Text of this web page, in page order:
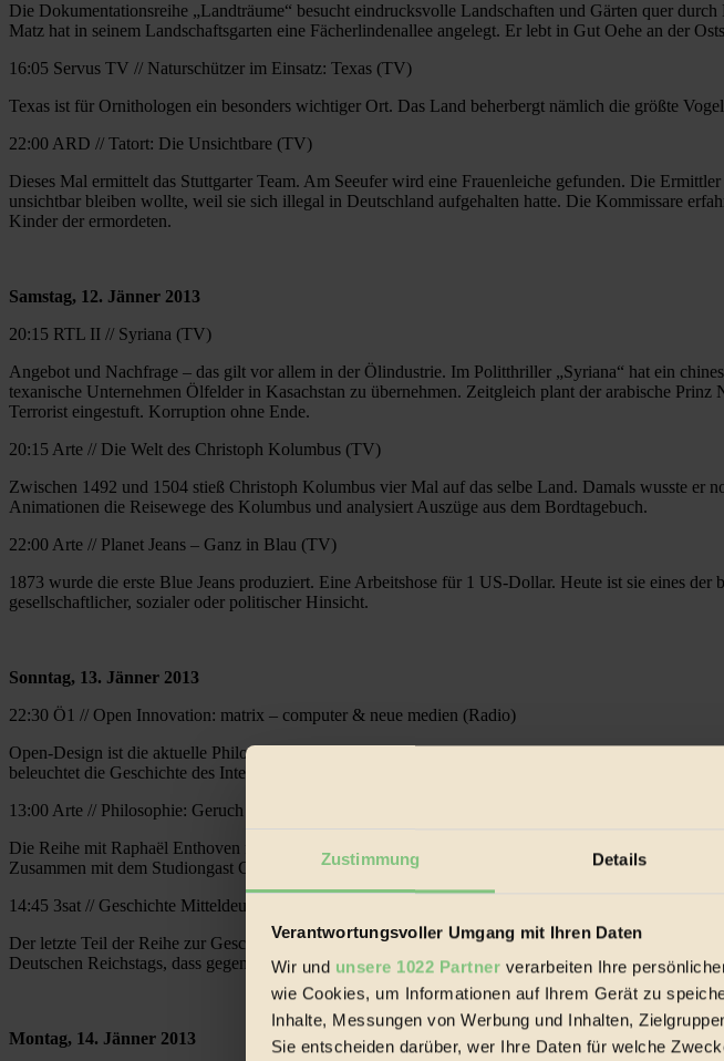
Zustimmung Details
Verantwortungsvoller Umgang mit Ihren Daten
Wir und unsere 1022 Partner verarbeiten Ihre
wie Cookies, um Informationen auf Ihrem Gerät zu
Inhalte, Messungen von Werbung und Inhalten,
Sie entscheiden darüber, wer Ihre Daten für welche
Die Dokumentationsreihe „Landträume“ besucht eindrucksvolle Landschaften und Gärten quer
Matz hat in seinem Landschaftsgarten eine Fächerlindenallee angelegt. Er lebt in Gut Oehe an der
16:05 Servus TV // Naturschützer im Einsatz: Texas (TV)
Texas ist für Ornithologen ein besonders wichtiger Ort. Das Land beherbergt nämlich die größte
22:00 ARD // Tatort: Die Unsichtbare (TV)
Dieses Mal ermittelt das Stuttgarter Team. Am Seeufer wird eine Frauenleiche gefunden. Die
unsichtbar bleiben wollte, weil sie sich illegal in Deutschland aufgehalten hatte. Die Kommissare
Kinder der ermordeten.
Samstag, 12. Jänner 2013
20:15 RTL II // Syriana (TV)
Angebot und Nachfrage – das gilt vor allem in der Ölindustrie. Im Politthriller „Syriana“ hat ein
texanische Unternehmen Ölfelder in Kasachstan zu übernehmen. Zeitgleich plant der arabische
Terrorist eingestuft. Korruption ohne Ende.
20:15 Arte // Die Welt des Christoph Kolumbus (TV)
Zwischen 1492 und 1504 stieß Christoph Kolumbus vier Mal auf das selbe Land. Damals wusste
Animationen die Reisewege des Kolumbus und analysiert Auszüge aus dem Bordtagebuch.
22:00 Arte // Planet Jeans – Ganz in Blau (TV)
1873 wurde die erste Blue Jeans produziert. Eine Arbeitshose für 1 US-Dollar. Heute ist sie eines
gesellschaftlicher, sozialer oder politischer Hinsicht.
Sonntag, 13. Jänner 2013
22:30 Ö1 // Open Innovation: matrix – computer & neue medien (Radio)
Open-Design ist die aktuelle Philosophie der Kreativwirtschaft. Im ersten Teil der Sendung geht es
beleuchtet die Geschichte des Internets seit seinem Beginn am 1. Jänner 1983.
13:00 Arte // Philosophie: Geruch (TV)
Die Reihe mit Raphaël Enthoven führt dieses Mal ins Reich der Sinne, genauer gesagt des
Zusammen mit dem Studiongast Chantal Jaquet, die ein Buch über die Philosophie der Gerüche
14:45 3sat // Geschichte Mitteldeutschlands (TV)
Der letzte Teil der Reihe zur Geschichte Mitteldeutschlands beleuchtet das Leben Karl Liebknechts.
Deutschen Reichstags, dass gegen den Krieg eintrat. 1918 rief er die Freie Sozialistische Republik
Montag, 14. Jänner 2013